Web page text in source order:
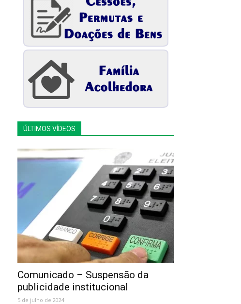
ÚLTIMOS VÍDEOS
Comunicado – Suspensão da
publicidade institucional
5 de julho de 2024